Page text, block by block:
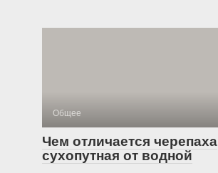
Общее
Чем отличается черепаха
сухопутная от водной